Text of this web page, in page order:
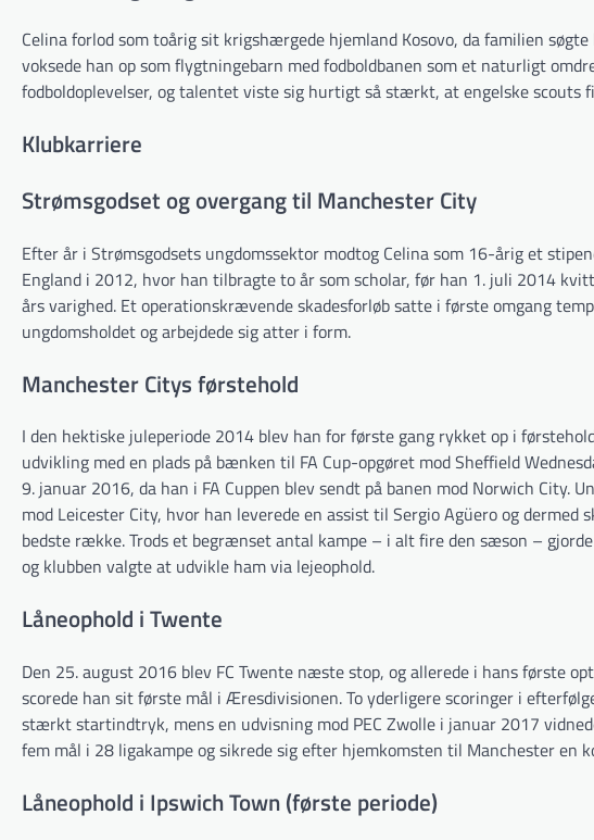
Celina forlod som toårig sit krigshærgede hjemland Kosovo, da familien
voksede han op som flygtningebarn med fodboldbanen som et naturligt
fodboldoplevelser, og talentet viste sig hurtigt så stærkt, at engelske scouts
Klubkarriere
Strømsgodset og overgang til Manchester City
Efter år i Strømsgodsets ungdomssektor modtog Celina som 16-årig et
England i 2012, hvor han tilbragte to år som scholar, før han 1. juli 2014
års varighed. Et operationskrævende skadesforløb satte i første omgang
ungdomsholdet og arbejdede sig atter i form.
Manchester Citys førstehold
I den hektiske juleperiode 2014 blev han for første gang rykket op i
udvikling med en plads på bænken til FA Cup-opgøret mod Sheffield
9. januar 2016, da han i FA Cuppen blev sendt på banen mod Norwich City.
mod Leicester City, hvor han leverede en assist til Sergio Agüero og
bedste række. Trods et begrænset antal kampe – i alt fire den sæson –
og klubben valgte at udvikle ham via lejeophold.
Låneophold i Twente
Den 25. august 2016 blev FC Twente næste stop, og allerede i hans første
scorede han sit første mål i Æresdivisionen. To yderligere scoringer i
stærkt startindtryk, mens en udvisning mod PEC Zwolle i januar 2017
fem mål i 28 ligakampe og sikrede sig efter hjemkomsten til Manchester en
Låneophold i Ipswich Town (første periode)